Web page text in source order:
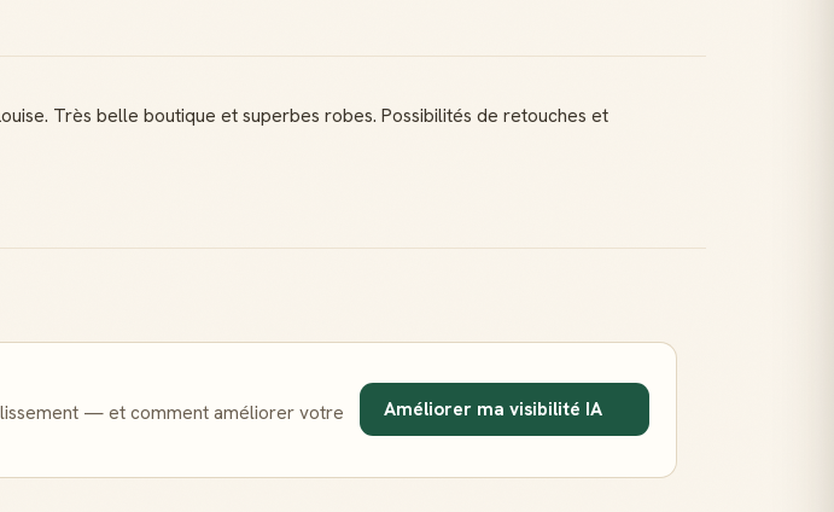
Très belle boutique et superbes robes. Possibilités de retouches et
— et comment améliorer votre
Améliorer ma visibilité IA